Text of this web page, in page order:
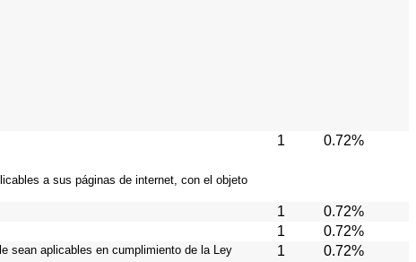
a sus páginas de internet, con el objeto
1 0.72%
1 0.72%
1 0.72%
sean aplicables en cumplimiento de la Ley
1 0.72%